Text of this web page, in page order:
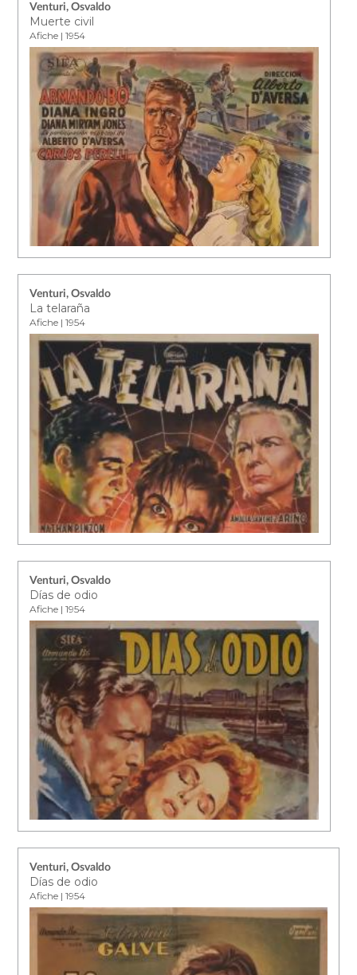
Venturi, Osvaldo
Muerte civil
Afiche | 1954
Venturi, Osvaldo
La telaraña
Afiche | 1954
Venturi, Osvaldo
Días de odio
Afiche | 1954
Venturi, Osvaldo
Días de odio
Afiche | 1954